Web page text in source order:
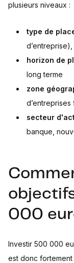
plusieurs niveaux :
type de
horizon de
long terme
zone
secteur
banque,
000
Investir 500 000
est donc